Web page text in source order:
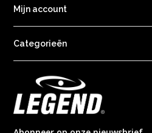
Mijn account
Categorieën